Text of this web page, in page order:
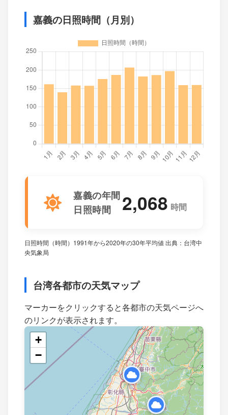
嘉義の日照時間（月別）
嘉義の年間
日照時間
2,068 時間
日照時間（時間）1991年から2020年の30年平均値 出典：台湾中
央気象局
台湾各都市の天気マップ
マーカーをクリックすると各都市の天気ページへ
のリンクが表示されます。
+
−